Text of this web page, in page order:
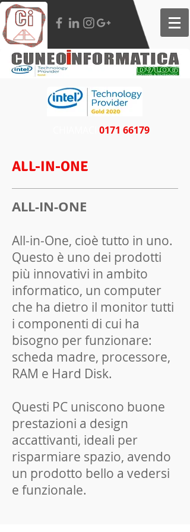
0171 66179
ALL-IN-ONE
ALL-IN-ONE
All-in-One, cioè tutto in uno.
Questo è uno dei prodotti
più innovativi in ambito
informatico, un computer
che ha dietro il monitor tutti
i componenti di cui ha
bisogno per funzionare:
scheda madre, processore,
RAM e Hard Disk.
Questi PC uniscono buone
prestazioni a design
accattivanti, ideali per
risparmiare spazio, avendo
un prodotto bello a vedersi
e funzionale.